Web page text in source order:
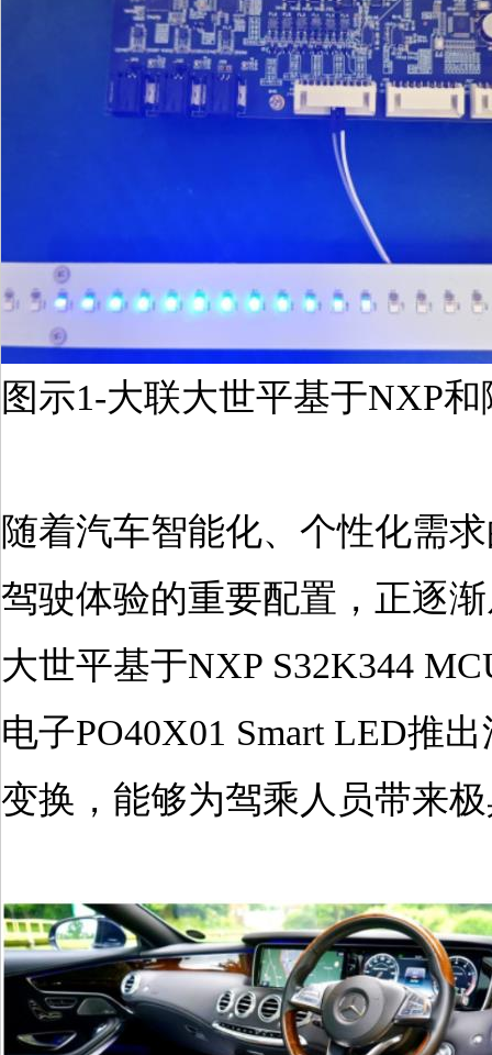
图示1-大联大世平基于NXP
随着汽车智能化、个性化需
驾驶体验的重要配置，正逐
大世平基于NXP S32K344
电子PO40X01 Smart LED推
变换，能够为驾乘人员带来